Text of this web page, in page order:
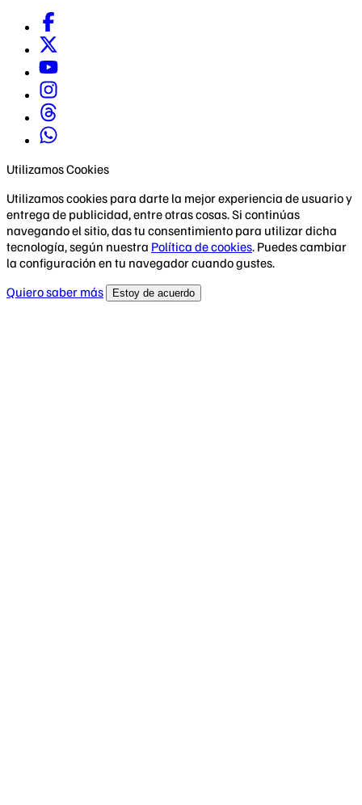
Utilizamos Cookies
Utilizamos cookies para darte la mejor experiencia de usuario y
entrega de publicidad, entre otras cosas. Si continúas
navegando el sitio, das tu consentimiento para utilizar dicha
tecnología, según nuestra Política de cookies. Puedes cambiar
la configuración en tu navegador cuando gustes.
Quiero saber más
Estoy de acuerdo